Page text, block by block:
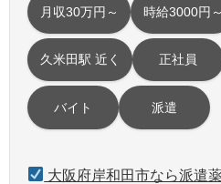
月収30万円～ 時給3000円～
久米田駅 近く 正社員
バイト 派遣
大阪府岸和田市なら派遣